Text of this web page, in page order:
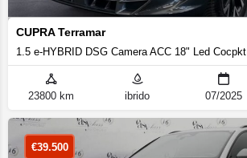
CUPRA Terramar
1.5 e-HYBRID DSG Camera ACC 18" Led Cocpkt
23800 km ibrido 07/2025
€39.500